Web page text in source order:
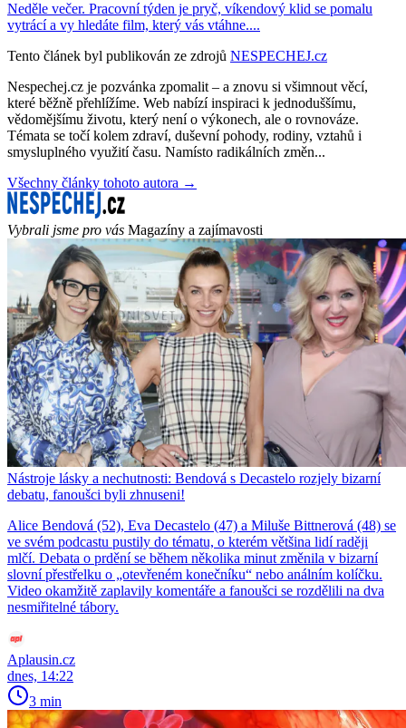
Neděle večer. Pracovní týden je pryč, víkendový klid se pomalu
vytrácí a vy hledáte film, který vás vtáhne....
Tento článek byl publikován ze zdrojů NESPECHEJ.cz
Nespechej.cz je pozvánka zpomalit – a znovu si všimnout věcí,
které běžně přehlížíme. Web nabízí inspiraci k jednoduššímu,
vědomějšímu životu, který není o výkonech, ale o rovnováze.
Témata se točí kolem zdraví, duševní pohody, rodiny, vztahů i
smysluplného využití času. Namísto radikálních změn...
Všechny články tohoto autora →
Vybrali jsme pro vás Magazíny a zajímavosti
Nástroje lásky a nechutnosti: Bendová s Decastelo rozjely bizarní
debatu, fanoušci byli zhnuseni!
Alice Bendová (52), Eva Decastelo (47) a Miluše Bittnerová (48) se
ve svém podcastu pustily do tématu, o kterém většina lidí raději
mlčí. Debata o prdění se během několika minut změnila v bizarní
slovní přestřelku o „otevřeném konečníku“ nebo análním kolíčku.
Video okamžitě zaplavily komentáře a fanoušci se rozdělili na dva
nesmiřitelné tábory.
Aplausin.cz
dnes, 14:22
3 min